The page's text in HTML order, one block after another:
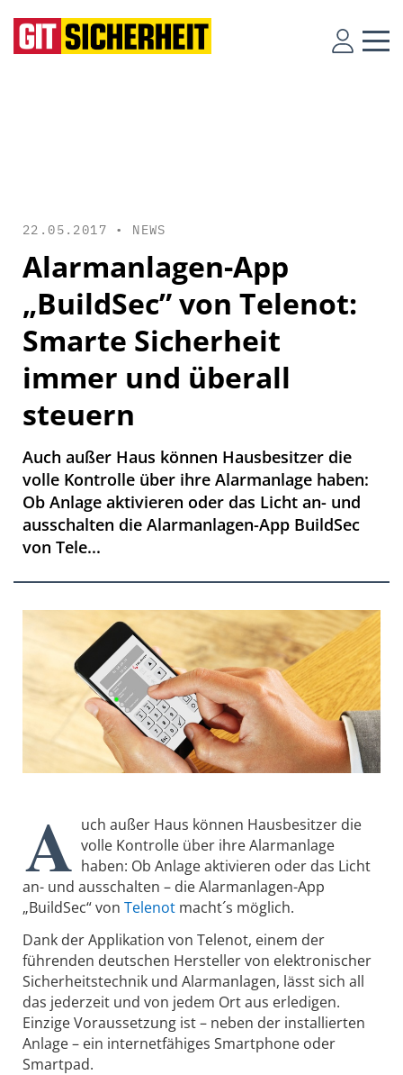
22.05.2017 • NEWS
Alarmanlagen-App
„BuildSec” von Telenot:
Smarte Sicherheit
immer und überall
steuern
Auch außer Haus können Hausbesitzer die
volle Kontrolle über ihre Alarmanlage haben:
Ob Anlage aktivieren oder das Licht an- und
ausschalten die Alarmanlagen-App BuildSec
von Tele...
A uch außer Haus können Hausbesitzer die
volle Kontrolle über ihre Alarmanlage
haben: Ob Anlage aktivieren oder das Licht
an- und ausschalten – die Alarmanlagen-App
„BuildSec“ von Telenot macht´s möglich.
Dank der Applikation von Telenot, einem der
führenden deutschen Hersteller von elektronischer
Sicherheitstechnik und Alarmanlagen, lässt sich all
das jederzeit und von jedem Ort aus erledigen.
Einzige Voraussetzung ist – neben der installierten
Anlage – ein internetfähiges Smartphone oder
Smartpad.